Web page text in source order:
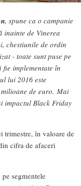
, spune ca o campanie
inainte de Vinerea
chestiunile de ordin
- toate sunt puse pe
implementate în
lui 2016 este
de euro. Mai
impactul Black Friday
trimestre, în valoare de
cifra de afaceri
segmentele